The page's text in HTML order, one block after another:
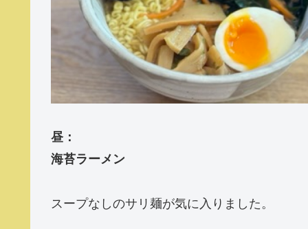
昼：
海苔ラーメン
スープなしのサリ麺が気に入りました。